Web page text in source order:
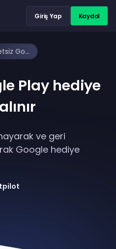
Giriş Yap Kaydol
Ücretsiz Google Play hediye kartları nasıl alınır
Play hediye
ve geri
Google hediye